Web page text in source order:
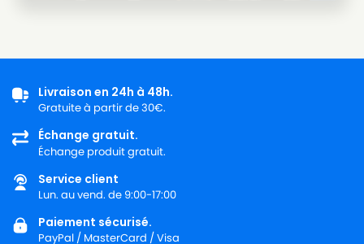
Livraison en 24h à 48h.
Gratuite à partir de 30€.
Échange gratuit.
Échange produit gratuit.
Service client
Lun. au vend. de 9:00-17:00
Paiement sécurisé.
PayPal / MasterCard / Visa